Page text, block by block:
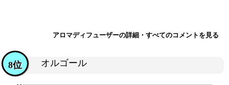
アロマディフューザーの詳細・すべてのコメントを見る
オルゴール
8位